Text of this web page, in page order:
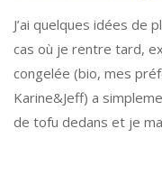
J’ai quelques idées de
cas où je rentre tard,
congelée (bio, mes
Karine&Jeff) a
de tofu dedans et je